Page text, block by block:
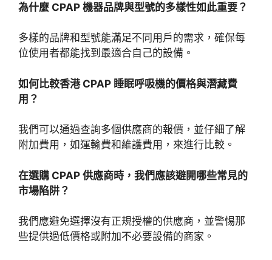
為什麼 CPAP 機器品牌與型號的多樣性如此重要？
多樣的品牌和型號能滿足不同用戶的需求，確保每
位使用者都能找到最適合自己的設備。
如何比較香港 CPAP 睡眠呼吸機的價格與潛藏費
用？
我們可以通過查詢多個供應商的報價，並仔細了解
附加費用，如運輸費和維護費用，來進行比較。
在選購 CPAP 供應商時，我們應該避開哪些常見的
市場陷阱？
我們應避免選擇沒有正規授權的供應商，並警惕那
些提供過低價格或附加不必要設備的商家。